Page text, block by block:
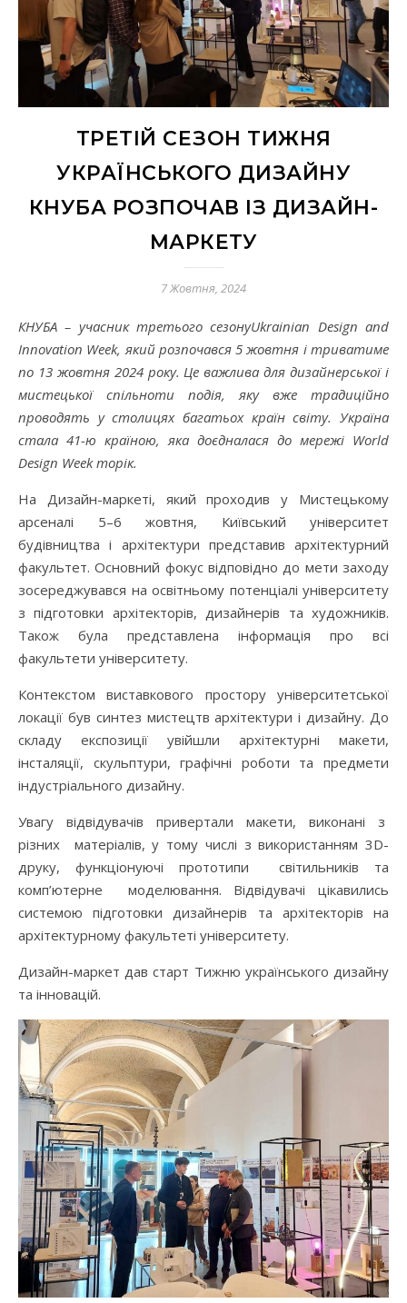
ТРЕТІЙ СЕЗОН ТИЖНЯ
УКРАЇНСЬКОГО ДИЗАЙНУ
КНУБА РОЗПОЧАВ ІЗ ДИЗАЙН-
МАРКЕТУ
7 Жовтня, 2024
КНУБА – учасник третього сезонуUkrainian Design and
Innovation Week, який розпочався 5 жовтня і триватиме
по 13 жовтня 2024 року. Це важлива для дизайнерської і
мистецької спільноти подія, яку вже традиційно
проводять у столицях багатьох країн світу. Україна
стала 41-ю країною, яка доєдналася до мережі World
Design Week торік.
На Дизайн-маркеті, який проходив у Мистецькому
арсеналі 5–6 жовтня, Київський університет
будівництва і архітектури представив архітектурний
факультет. Основний фокус відповідно до мети заходу
зосереджувався на освітньому потенціалі університету
з підготовки архітекторів, дизайнерів та художників.
Також була представлена інформація про всі
факультети університету.
Контекстом виставкового простору університетської
локації був синтез мистецтв архітектури і дизайну. До
складу експозиції увійшли архітектурні макети,
інсталяції, скульптури, графічні роботи та предмети
індустріального дизайну.
Увагу відвідувачів привертали макети, виконані з
різних матеріалів, у тому числі з використанням 3D-
друку, функціонуючі прототипи світильників та
комп’ютерне моделювання. Відвідувачі цікавились
системою підготовки дизайнерів та архітекторів на
архітектурному факультеті університету.
Дизайн-маркет дав старт Тижню українського дизайну
та інновацій.